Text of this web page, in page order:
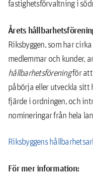
fastighetsförvaltning i
Årets
Riksbyggen, som har
medlemmar och kunder,
hållbarhetsföreningför att
påbörja eller utveckla sitt
fjärde i ordningen, och
nomineringar från hela
Riksbyggens
För mer information: